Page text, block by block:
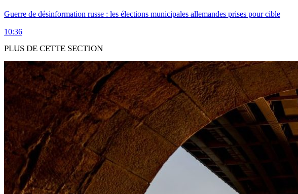
Guerre de désinformation russe : les élections municipales allemandes prises pour cible
10:36
PLUS DE CETTE SECTION